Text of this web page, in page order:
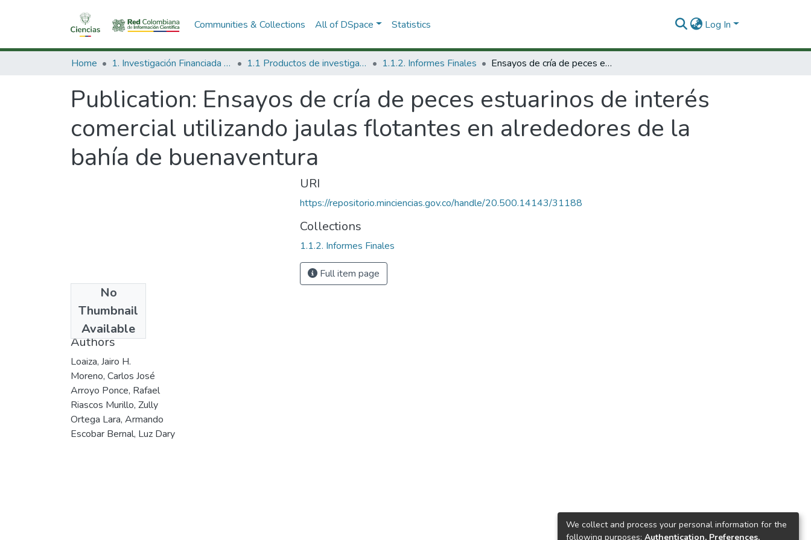
Communities & Collections All of DSpace Statistics Log In
Home 1. Investigación Financiada con Recursos Públicos 1.1 Productos de investigación 1.1.2. Informes Finales Ensayos de cría de peces estuarinos de interés comercial utilizando jaulas flotantes en alrededores de la bahía de buenaventura
Publication: Ensayos de cría de peces estuarinos de interés
comercial utilizando jaulas flotantes en alrededores de la
bahía de buenaventura
No
Thumbnail
Available
1998
Authors
Loaiza, Jairo H.
Moreno, Carlos José
Arroyo Ponce, Rafael
Riascos Murillo, Zully
Ortega Lara, Armando
Escobar Bernal, Luz Dary
URI
https://repositorio.minciencias.gov.co/handle/20.500.14143/31188
Collections
1.1.2. Informes Finales
Full item page
We collect and process your personal information for the
following purposes: Authentication, Preferences,